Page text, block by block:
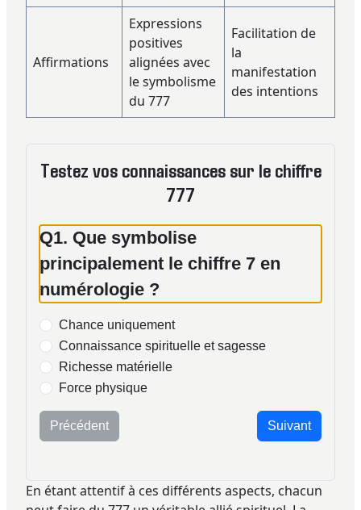
Affirmations
Expressions
positives
alignées avec
le symbolisme
du 777
Facilitation de
la
manifestation
des intentions
Testez vos connaissances sur le chiffre
777
Q1. Que symbolise
principalement le chiffre 7 en
numérologie ?
Chance uniquement
Connaissance spirituelle et sagesse
Richesse matérielle
Force physique
Précédent Suivant
En étant attentif à ces différents aspects, chacun